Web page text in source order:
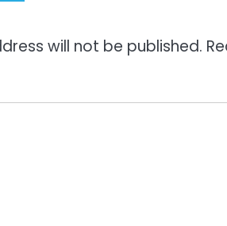
will not be published.